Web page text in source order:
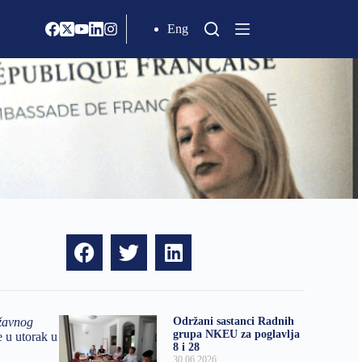
Eng
u utorak u
Održani sastanci Radnih
grupa NKEU za poglavlja
8 i 28
30.06.2026